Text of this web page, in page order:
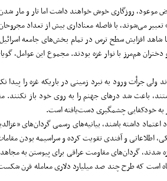
روزگاری خوش خواهند داشت اما تار و مار
افزایش سطح ترس در تمام بخش‌های جامعه
هم‌مرز با نوار غزه بودند. مجموع این
ولی جرأت ورود به نبرد زمینی در باریکه غزه
داشته باشند، بیانیه‌های رسمی گردان‌های
و آفندی تقویت کرده و سراسیمه بودن
شدند، گردان‌های مقاومت عراقی برای پیوستن به